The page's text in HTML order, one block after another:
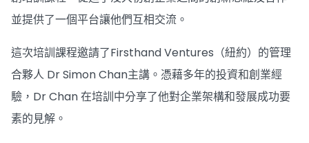
並提供了一個平台讓他們互相交流。
這次培訓課程邀請了Firsthand Ventures（紐約）的管理
合夥人 Dr Simon Chan主講。憑藉多年的投資和創業經
驗，Dr Chan 在培訓中分享了他對企業架構和發展成功要
素的見解。